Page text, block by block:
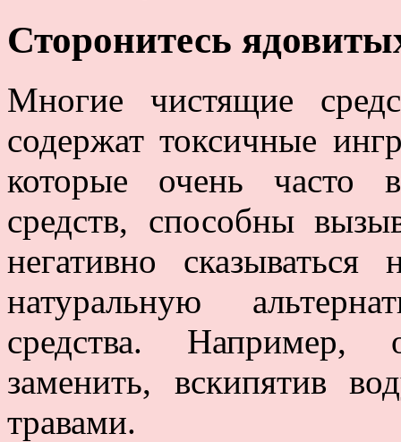
Сторонитесь
Многие чистящие
содержат токсичные
которые очень часто
средств, способны
негативно
натуральную
средства. Например,
заменить, вскипятив
травами.